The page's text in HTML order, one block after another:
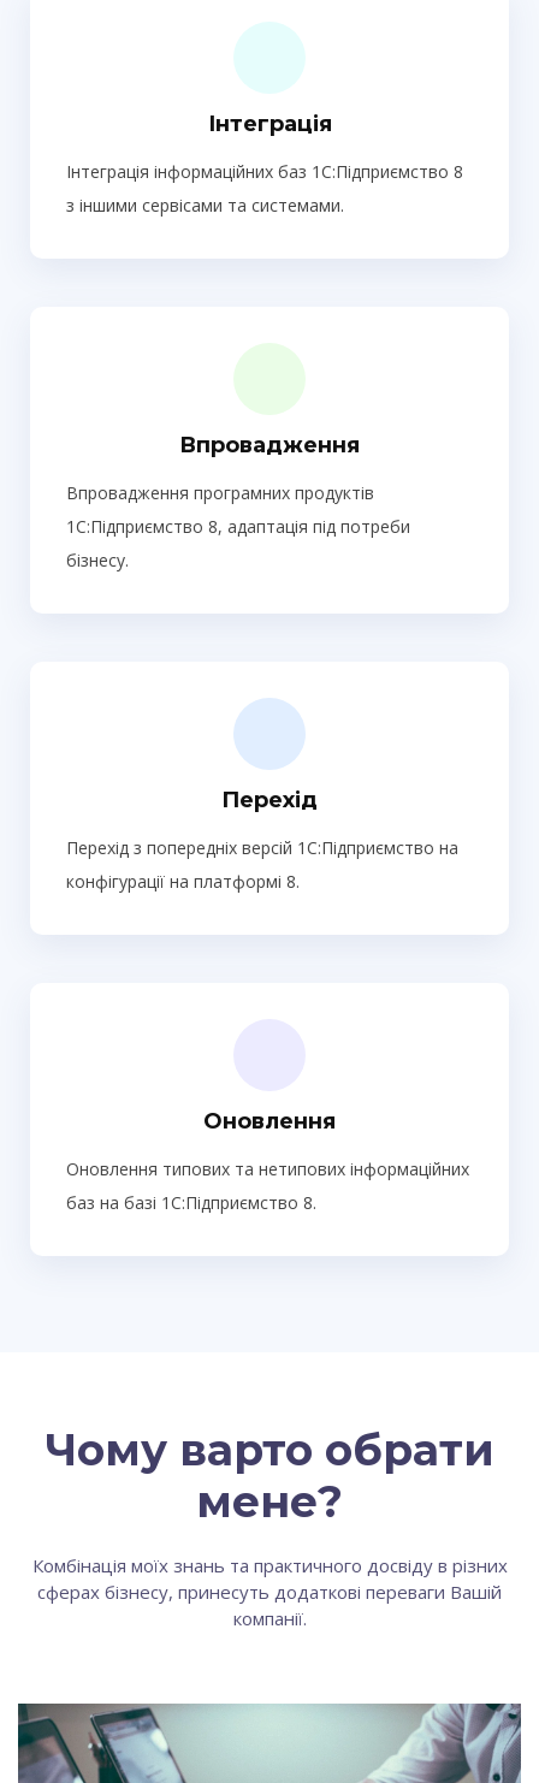
Інтеграція
Інтеграція інформаційних баз 1С:Підприємство 8
з іншими сервісами та системами.
Впровадження
Впровадження програмних продуктів
1С:Підприємство 8, адаптація під потреби
бізнесу.
Перехід
Перехід з попередніх версій 1С:Підприємство на
конфігурації на платформі 8.
Оновлення
Оновлення типових та нетипових інформаційних
баз на базі 1С:Підприємство 8.
Чому варто обрати
мене?
Комбінація моїх знань та практичного досвіду в різних
сферах бізнесу, принесуть додаткові переваги Вашій
компанії.